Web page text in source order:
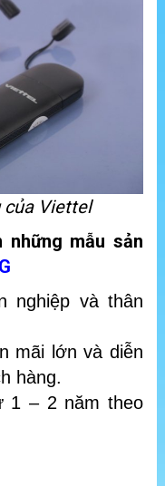
của Viettel
những mẫu sản
nghiệp và thân
mãi lớn và diễn
hàng.
1 – 2 năm theo